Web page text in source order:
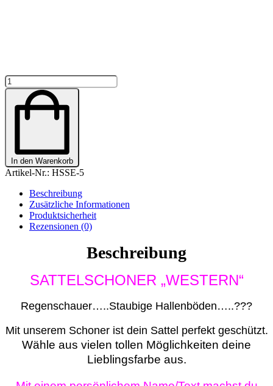
SATTELSCHONER
WESTERN
"PUPSENDES
EINHORN"
PERSONALISIERT
In den Warenkorb
Artikel-Nr.: HSSE-5
Beschreibung
Zusätzliche Informationen
Produktsicherheit
Rezensionen (0)
Beschreibung
SATTELSCHONER „WESTERN“
Regenschauer…..Staubige Hallenböden…..???
Mit unserem Schoner ist dein Sattel perfekt geschützt.
Wähle aus vielen tollen Möglichkeiten deine
Lieblingsfarbe aus.